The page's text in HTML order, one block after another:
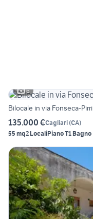
6
Bilocale in via Fonseca-Pirri
135.000 €Cagliari(CA)
55 mq2 LocaliPiano T1 Bagno